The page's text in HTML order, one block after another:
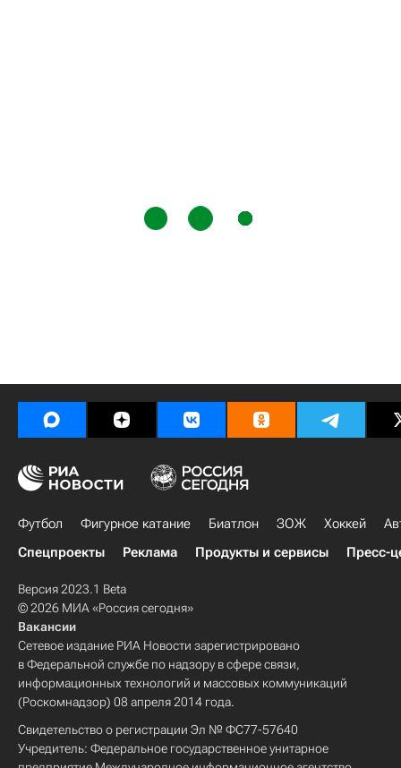
Футбол Фигурное катание Биатлон ЗОЖ Хоккей
Спецпроекты
Реклама Продукты и сервисы Пресс-
Версия 2023.1 Beta
© 2026 МИА «Россия сегодня»
Вакансии
Сетевое издание РИА Новости зарегистрировано
в Федеральной службе по надзору в сфере связи,
информационных технологий и массовых коммуникаций
(Роскомнадзор) 08 апреля 2014 года.
Свидетельство о регистрации Эл № ФС77-57640
Учредитель: Федеральное государственное унитарное